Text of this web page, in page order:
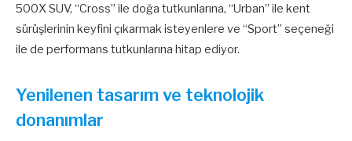
500X SUV, “Cross” ile doğa tutkunlarına, “Urban” ile kent
sürüşlerinin keyfini çıkarmak isteyenlere ve “Sport” seçeneği
ile de performans tutkunlarına hitap ediyor.
Yenilenen tasarım ve teknolojik
donanımlar